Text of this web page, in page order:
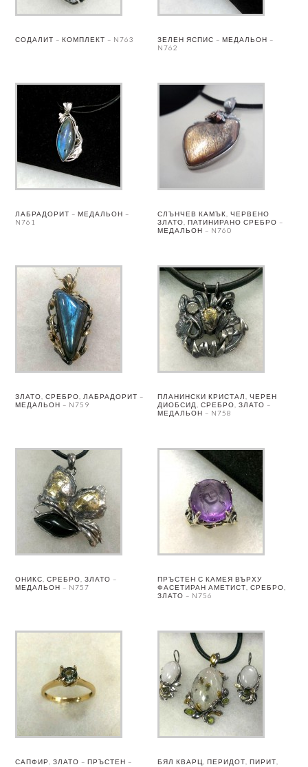
СОДАЛИТ – КОМПЛЕКТ – N763
ЗЕЛЕН ЯСПИС – МЕДАЛЬОН –
N762
ЛАБРАДОРИТ – МЕДАЛЬОН –
N761
СЛЪНЧЕВ КАМЪК, ЧЕРВЕНО
ЗЛАТО, ПАТИНИРАНО СРЕБРО –
МЕДАЛЬОН – N760
ЗЛАТО, СРЕБРО, ЛАБРАДОРИТ –
МЕДАЛЬОН – N759
ПЛАНИНСКИ КРИСТАЛ, ЧЕРЕН
ДИОБСИД, СРЕБРО, ЗЛАТО –
МЕДАЛЬОН – N758
ОНИКС, СРЕБРО, ЗЛАТО –
МЕДАЛЬОН – N757
ПРЪСТЕН С КАМЕЯ ВЪРХУ
ФАСЕТИРАН АМЕТИСТ, СРЕБРО,
ЗЛАТО – N756
САПФИР, ЗЛАТО – ПРЪСТЕН –
БЯЛ КВАРЦ, ПЕРИДОТ, ПИРИТ,